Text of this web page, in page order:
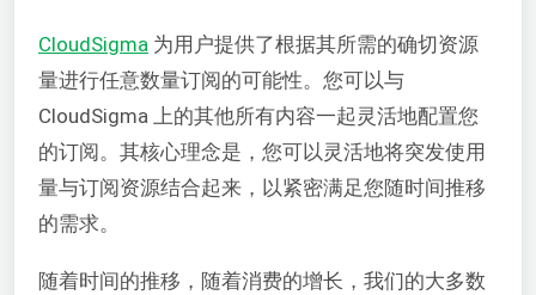
CloudSigma 为用户提供了根据其所需的确切资源
量进行任意数量订阅的可能性。您可以与
CloudSigma 上的其他所有内容一起灵活地配置您
的订阅。其核心理念是，您可以灵活地将突发使用
量与订阅资源结合起来，以紧密满足您随时间推移
的需求。
随着时间的推移，随着消费的增长，我们的大多数